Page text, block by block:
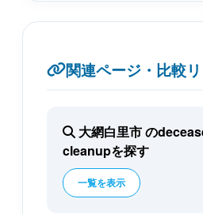
関連ページ・比較
大網白里市 の
cleanupを探す
一覧を表示